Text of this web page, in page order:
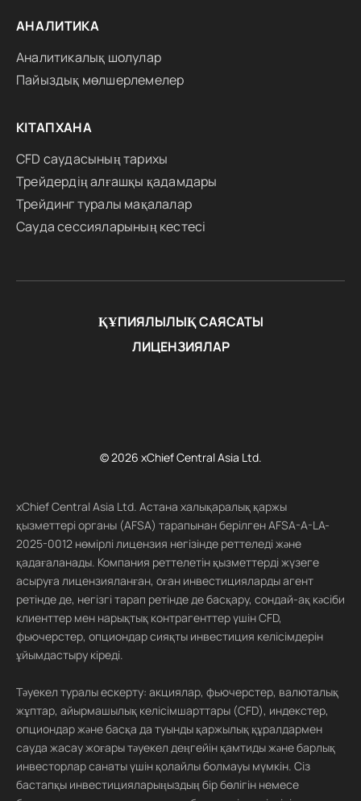
АНАЛИТИКА
Аналитикалық шолулар
Пайыздық мөлшерлемелер
КІТАПХАНА
CFD саудасының тарихы
Трейдердің алғашқы қадамдары
Трейдинг туралы мақалалар
Сауда сессияларының кестесі
ҚҰПИЯЛЫЛЫҚ САЯСАТЫ
ЛИЦЕНЗИЯЛАР
© 2026 xChief Central Asia Ltd.
xChief Central Asia Ltd. Астана халықаралық қаржы
қызметтері органы (AFSA) тарапынан берілген AFSA-A-LA-
2025-0012 нөмірлі лицензия негізінде реттеледі және
қадағаланады. Компания реттелетін қызметтерді жүзеге
асыруға лицензияланған, оған инвестицияларды агент
ретінде де, негізгі тарап ретінде де басқару, сондай-ақ кәсіби
клиенттер мен нарықтық контрагенттер үшін CFD,
фьючерстер, опциондар сияқты инвестиция келісімдерін
ұйымдастыру кіреді.
Тәуекел туралы ескерту: акциялар, фьючерстер, валюталық
жұптар, айырмашылық келісімшарттары (CFD), индекстер,
опциондар және басқа да туынды қаржылық құралдармен
сауда жасау жоғары тәуекел деңгейін қамтиды және барлық
инвесторлар санаты үшін қолайлы болмауы мүмкін. Сіз
бастапқы инвестицияларыңыздың бір бөлігін немесе